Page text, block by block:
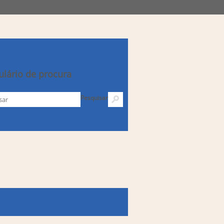
de procura
Pesquisar